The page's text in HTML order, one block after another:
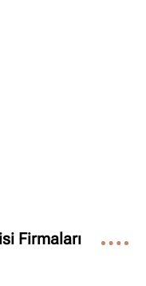
Firmaları